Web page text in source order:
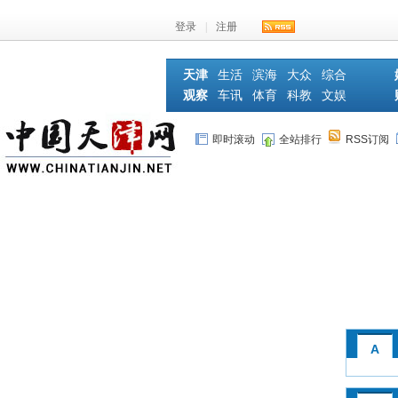
登录 注册
天津 生活 滨海 大众
综合
观察
车讯 体育 科教 文娱
即时滚动 全站排行 RSS订阅
A